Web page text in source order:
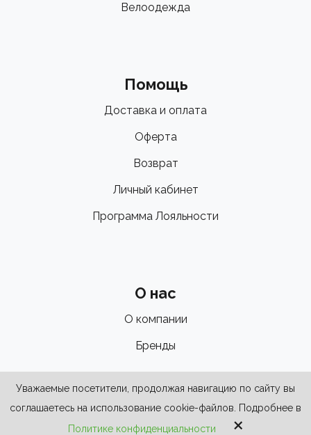
Велоодежда
Помощь
Доставка и оплата
Оферта
Возврат
Личный кабинет
Программа Лояльности
О нас
О компании
Бренды
Уважаемые посетители, продолжая навигацию по сайту вы
соглашаетесь на использование cookie-файлов. Подробнее в
Политике конфиденциальности
×